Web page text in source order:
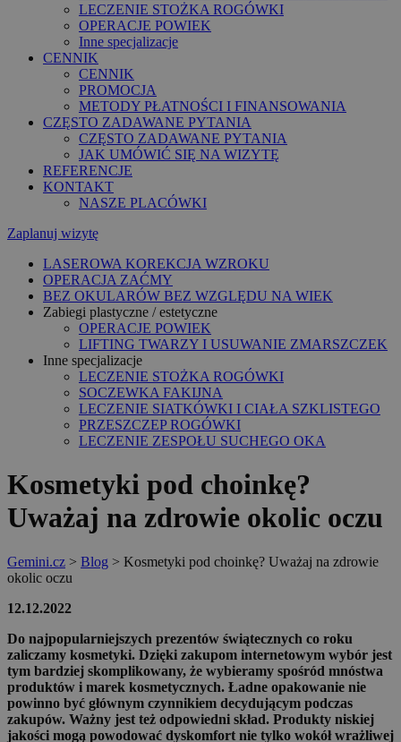
LECZENIE STOŻKA ROGÓWKI
OPERACJE POWIEK
Inne specjalizacje
CENNIK
CENNIK
PROMOCJA
METODY PŁATNOŚCI I FINANSOWANIA
CZĘSTO ZADAWANE PYTANIA
CZĘSTO ZADAWANE PYTANIA
JAK UMÓWIĆ SIĘ NA WIZYTĘ
REFERENCJE
KONTAKT
NASZE PLACÓWKI
Zaplanuj wizytę
LASEROWA KOREKCJA WZROKU
OPERACJA ZAĆMY
BEZ OKULARÓW BEZ WZGLĘDU NA WIEK
Zabiegi plastyczne / estetyczne
OPERACJE POWIEK
LIFTING TWARZY I USUWANIE ZMARSZCZEK
Inne specjalizacje
LECZENIE STOŻKA ROGÓWKI
SOCZEWKA FAKIJNA
LECZENIE SIATKÓWKI I CIAŁA SZKLISTEGO
PRZESZCZEP ROGÓWKI
LECZENIE ZESPOŁU SUCHEGO OKA
Kosmetyki pod choinkę?
Uważaj na zdrowie okolic oczu
Gemini.cz > Blog > Kosmetyki pod choinkę? Uważaj na zdrowie
okolic oczu
12.12.2022
Do najpopularniejszych prezentów świątecznych co roku
zaliczamy kosmetyki. Dzięki zakupom internetowym wybór jest
tym bardziej skomplikowany, że wybieramy spośród mnóstwa
produktów i marek kosmetycznych. Ładne opakowanie nie
powinno być głównym czynnikiem decydującym podczas
zakupów. Ważny jest też odpowiedni skład. Produkty niskiej
jakości mogą powodować dyskomfort nie tylko wokół wrażliwej